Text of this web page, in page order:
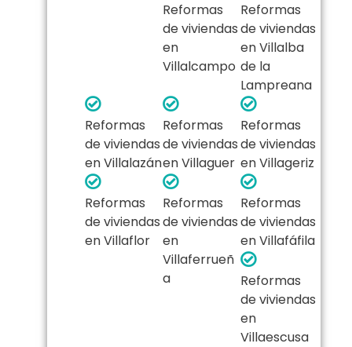
Reformas
de viviendas
en
Villalcampo
Reformas
de viviendas
en Villalba
de la
Lampreana
Reformas
de viviendas
en Villalazán
Reformas
de viviendas
en Villaguer
Reformas
de viviendas
en Villageriz
Reformas
de viviendas
en Villaflor
Reformas
de viviendas
en
Villaferrueñ
a
Reformas
de viviendas
en Villafáfila
Reformas
de viviendas
en
Villaescusa